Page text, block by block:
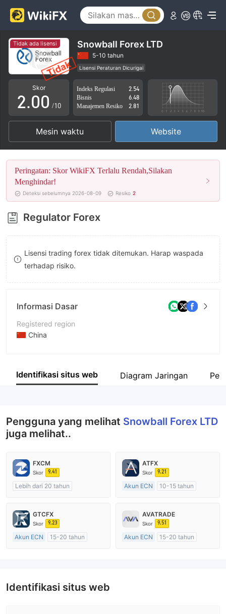
Tidak ada lisensi Snowball Forex LTD
5-10 tahun
Lisensi Peraturan Dicurigai
Lingkup Bisnis Mencurigakan
Potensi risiko tinggi
Skor
0
1
2
3
4
5
6
7
8
9
.0
1
2
3
4
5
6
7
8
9
0
1
2
3
4
5
6
7
8
9
/10
Indeks Regulasi
2.54
Bisnis
6.48
Manajemen Resiko
2.81
Mesin waktu Website
Peringatan: Skor WikiFX Terlalu Rendah,Silakan
Menghindar!
Deteksi sebelumnya 2026-08-09 Resiko 2
Regulator Forex
Lisensi trading forex tidak ditemukan. Harap waspada
terhadap risiko.
Informasi Dasar
Registered region
China
Nama perusahaan
Identifikasi situs web Diagram Jaringan
Pengguna yang melihat Snowball Forex LTD
juga melihat..
FXCM
Skor 9.41
Lebih dari 20 tahun
Market Maker (MM)
Lisensi Penuh MT4
ATFX
Skor 9.21
Akun ECN
10-15 tahun
Lisensi Penuh MT4
GTCFX
Skor 9.23
Akun ECN
15-20 tahun
AVATRADE
Skor 9.51
Akun ECN
15-20 tahun
Identifikasi situs web